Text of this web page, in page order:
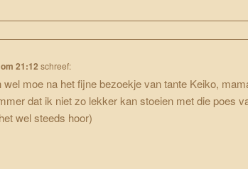
21:12 schreef:
wel moe na het fijne bezoekje van tante Keiko,
dat ik niet zo lekker kan stoeien met die poes
wel steeds hoor)